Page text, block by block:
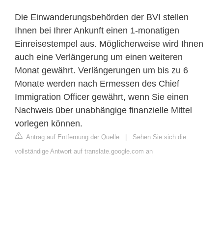
Die Einwanderungsbehörden der BVI stellen
Ihnen bei Ihrer Ankunft einen 1-monatigen
Einreisestempel aus. Möglicherweise wird Ihnen
auch eine Verlängerung um einen weiteren
Monat gewährt. Verlängerungen um bis zu 6
Monate werden nach Ermessen des Chief
Immigration Officer gewährt, wenn Sie einen
Nachweis über unabhängige finanzielle Mittel
vorlegen können.
Antrag auf Entfernung der Quelle
Sehen Sie sich die
vollständige Antwort auf translate.google.com an